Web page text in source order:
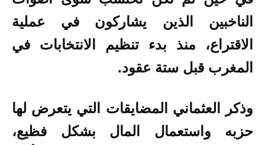
الناخبين الذين يشاركون في عملية
الاقتراع، منذ بدء تنظيم الانتخابات في
المغرب قبل ستة عقود.
وذكر العثماني المضايقات التي يتعرض لها
حزبه واستعمال المال بشكل فظيع،